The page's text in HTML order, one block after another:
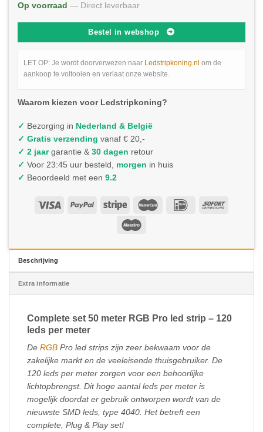
Op voorraad — Direct leverbaar
Bestel in webshop
LET OP: Je wordt doorverwezen naar Ledstripkoning.nl om de
aankoop te voltooien en verlaat onze website.
Waarom kiezen voor Ledstripkoning?
✓ Bezorging in Nederland & België
✓ Gratis verzending vanaf € 20,-
✓ 2 jaargarantie & 30 dagen retour
✓ Voor 23:45 uur besteld, morgen in huis
✓ Beoordeeld met een 9.2
Beschrijving
Extra informatie
Complete set 50 meter RGB Pro led strip – 120
leds per meter
De RGB Pro led strips zijn zeer bekwaam voor de
zakelijke markt en de veeleisende thuisgebruiker. De
120 leds per meter zorgen voor een behoorlijke
lichtopbrengst. Dit hoge aantal leds per meter is
mogelijk doordat er gebruik ontworpen wordt van de
nieuwste SMD leds, type 4040. Het betreft een
complete, Plug & Play set!